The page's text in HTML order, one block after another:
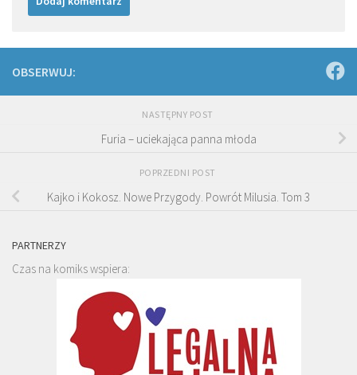
OBSERWUJ:
NASTĘPNY POST
Furia – uciekająca panna młoda
POPRZEDNI POST
Kajko i Kokosz. Nowe Przygody. Powrót Milusia. Tom 3
PARTNERZY
Czas na komiks wspiera: